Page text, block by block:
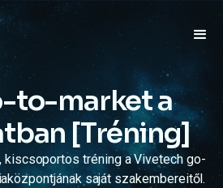
to-market a
[Tréning]
kiscsoportos tréning a Vivetech go-
saját szakembereitől.